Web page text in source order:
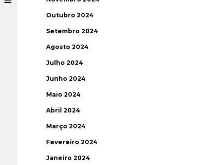
Outubro 2024
Setembro 2024
Agosto 2024
Julho 2024
Junho 2024
Maio 2024
Abril 2024
Março 2024
Fevereiro 2024
Janeiro 2024